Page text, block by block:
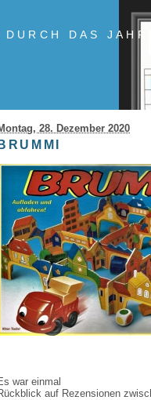
DAS JAHR
28. Dezember 2020
BRUMMI
war einmal
auf Rezensionen